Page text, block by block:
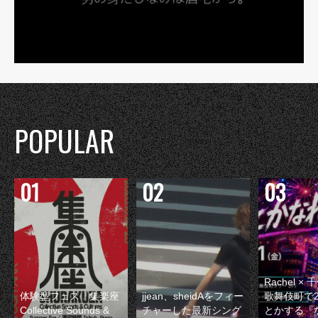
POPULAR
体験型フェス『集楽座
Collective Sounds &
jjean、sheidAをフィー
チャーした最新シング
Rachel ×
歌舞伎町で
とかする『